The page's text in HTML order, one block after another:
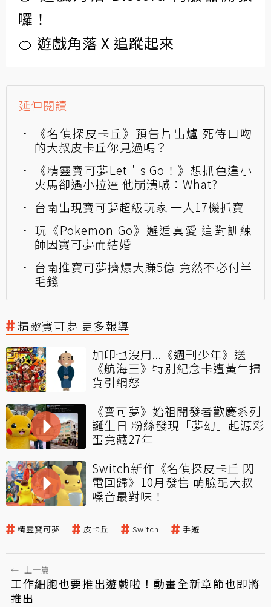
囉！
🍊 遊戲角落 X 追蹤起來
延伸閱讀
《名偵探皮卡丘》預告片出爐 死侍口吻
的大叔皮卡丘你見過嗎？
《精靈寶可夢Let＇s Go！》想抓色違小
火馬卻遇小拉達 他崩潰喊：What?
台南出現寶可夢超級玩家 一人17機抓寶
玩《Pokemon Go》邂逅真愛 這對訓練
師因寶可夢而結婚
台南推寶可夢擠爆大賺5億 竟然不必付半
毛錢
精靈寶可夢 更多報導
加印也沒用...《週刊少年》送
《航海王》特別紀念卡遭黃牛掃
貨引網怒
《寶可夢》始祖開發者歡慶系列
誕生日 粉絲發現「夢幻」起源彩
蛋竟藏27年
Switch新作《名偵探皮卡丘 閃
電回歸》10月發售 萌臉配大叔
嗓音最對味！
精靈寶可夢 皮卡丘 Switch 手遊
← 上一篇
工作細胞也要推出遊戲啦！動畫全新章節也即將
推出